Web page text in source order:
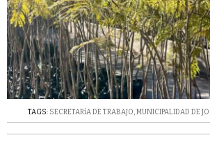
TAGS: SECRETARíA DE TRABAJO,MUNICIPALIDAD DE